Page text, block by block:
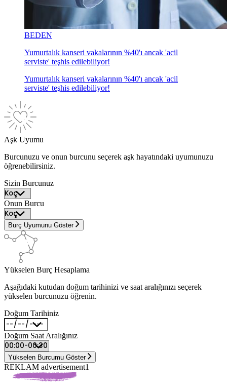
BEDEN
Yumurtalık kanseri vakalarının %40'ı ancak 'acil
serviste' teşhis edilebiliyor!
Yumurtalık kanseri vakalarının %40'ı ancak 'acil
serviste' teşhis edilebiliyor!
Aşk Uyumu
Burcunuzu ve onun burcunu seçerek aşk hayatındaki uyumunuzu
öğrenebilirsiniz.
Sizin Burcunuz
Onun Burcu
Burç Uyumunu Göster
Yükselen Burç Hesaplama
Aşağıdaki kutudan doğum tarihinizi ve saat aralığınızı seçerek
yükselen burcunuzu öğrenin.
Doğum Tarihiniz
Doğum Saat Aralığınız
Yükselen Burcumu Göster
REKLAM advertisement1